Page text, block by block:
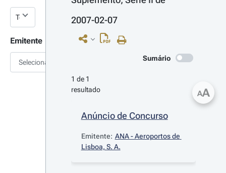
Emitente
Selecionar
2007-02-07
Sumário
1 de 1
resultado
Anúncio de Concurso
Emitente: ANA - Aeroportos de
Lisboa, S. A.
AA